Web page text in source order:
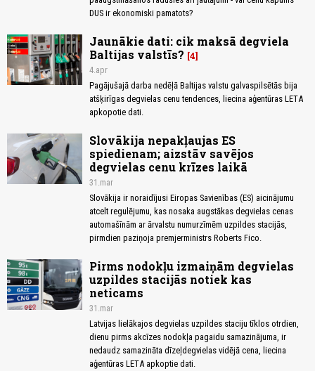
DUS ir ekonomiski pamatots?
Jaunākie dati: cik maksā degviela
Baltijas valstīs? 4
4.apr
Pagājušajā darba nedēļā Baltijas valstu galvaspilsētās bija
atšķirīgas degvielas cenu tendences, liecina aģentūras LETA
apkopotie dati.
Slovākija nepakļaujas ES
spiedienam; aizstāv savējos
degvielas cenu krīzes laikā
31.mar
Slovākija ir noraidījusi Eiropas Savienības (ES) aicinājumu
atcelt regulējumu, kas nosaka augstākas degvielas cenas
automašīnām ar ārvalstu numurzīmēm uzpildes stacijās,
pirmdien paziņoja premjerministrs Roberts Fico.
Pirms nodokļu izmaiņām degvielas
uzpildes stacijās notiek kas
neticams
31.mar
Latvijas lielākajos degvielas uzpildes staciju tīklos otrdien,
dienu pirms akcīzes nodokļa pagaidu samazinājuma, ir
nedaudz samazināta dīzeļdegvielas vidējā cena, liecina
aģentūras LETA apkoptie dati.